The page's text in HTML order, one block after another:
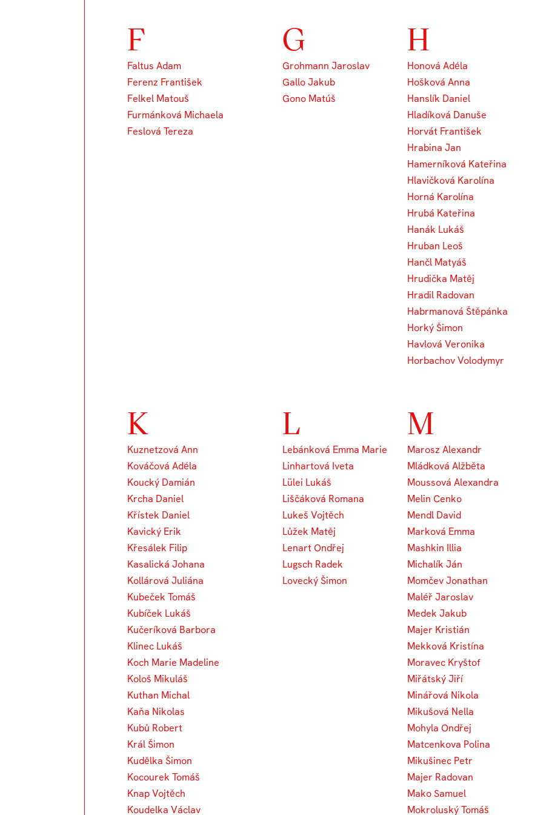
F
Faltus Adam
Ferenz František
Felkel Matouš
Furmánková Michaela
Feslová Tereza
G
Grohmann Jaroslav
Gallo Jakub
Gono Matúš
H
Honová Adéla
Hošková Anna
Hanslík Daniel
Hladíková Danuše
Horvát František
Hrabina Jan
Hamerníková Kateřina
Hlavičková Karolína
Horná Karolína
Hrubá Kateřina
Hanák Lukáš
Hruban Leoš
Hančl Matyáš
Hrudička Matěj
Hradil Radovan
Habrmanová Štěpánka
Horký Šimon
Havlová Veronika
Horbachov Volodymyr
K
Kuznetzová Ann
Kováčová Adéla
Koucký Damián
Krcha Daniel
Křístek Daniel
Kavický Erik
Křesálek Filip
Kasalická Johana
Kollárová Juliána
Kubeček Tomáš
Kubíček Lukáš
Kučeríková Barbora
Klinec Lukáš
Koch Marie Madeline
Kološ Mikuláš
Kuthan Michal
Kaňa Nikolas
Kubů Robert
Král Šimon
Kudělka Šimon
Kocourek Tomáš
Knap Vojtěch
Koudelka Václav
L
Lebánková Emma Marie
Linhartová Iveta
Lülei Lukáš
Liščáková Romana
Lukeš Vojtěch
Lůžek Matěj
Lenart Ondřej
Lugsch Radek
Lovecký Šimon
M
Marosz Alexandr
Mládková Alžběta
Moussová Alexandra
Melin Cenko
Mendl David
Marková Emma
Mashkin Illia
Michalík Ján
Momčev Jonathan
Maléř Jaroslav
Medek Jakub
Majer Kristián
Mekková Kristína
Moravec Kryštof
Miřátský Jiří
Minářová Nikola
Mikušová Nella
Mohyla Ondřej
Matcenkova Polina
Mikušinec Petr
Majer Radovan
Mako Samuel
Mokroluský Tomáš